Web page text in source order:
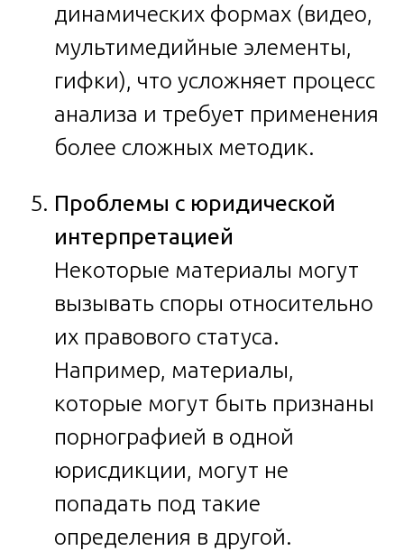
динамических формах (видео,
мультимедийные элементы,
гифки), что усложняет процесс
анализа и требует применения
более сложных методик.
Проблемы с юридической
интерпретацией
Некоторые материалы могут
вызывать споры относительно
их правового статуса.
Например, материалы,
которые могут быть признаны
порнографией в одной
юрисдикции, могут не
попадать под такие
определения в другой.